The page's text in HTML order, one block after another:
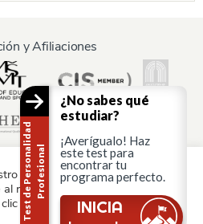
y Afiliaciones
para:
sitio web para ofrecerle la
recordar sus preferencias y
en "Aceptar", consiente el uso
T
e
s
t
d
e
P
e
r
s
o
n
al
i
d
a
d
P
r
o
f
e
s
i
o
n
al
¿No sabes qué
estudiar?
¡Averígualo! Haz
este test para
encontrar tu
programa perfecto.
INICIA